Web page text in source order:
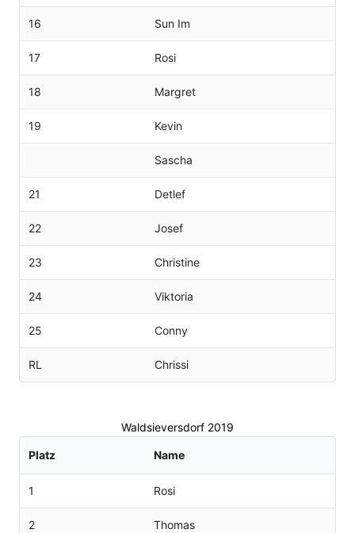
16 Sun Im
17 Rosi
18 Margret
19 Kevin
Sascha
21 Detlef
22 Josef
23 Christine
24 Viktoria
25 Conny
RL Chrissi
Platz Name
Waldsieversdorf 2019
1 Rosi
2 Thomas